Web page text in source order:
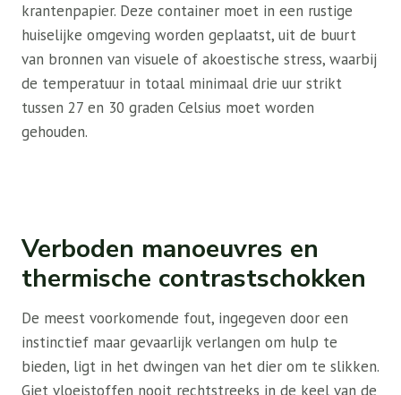
krantenpapier. Deze container moet in een rustige
huiselijke omgeving worden geplaatst, uit de buurt
van bronnen van visuele of akoestische stress, waarbij
de temperatuur in totaal minimaal drie uur strikt
tussen 27 en 30 graden Celsius moet worden
gehouden.
Verboden manoeuvres en
thermische contrastschokken
De meest voorkomende fout, ingegeven door een
instinctief maar gevaarlijk verlangen om hulp te
bieden, ligt in het dwingen van het dier om te slikken.
Giet vloeistoffen nooit rechtstreeks in de keel van de